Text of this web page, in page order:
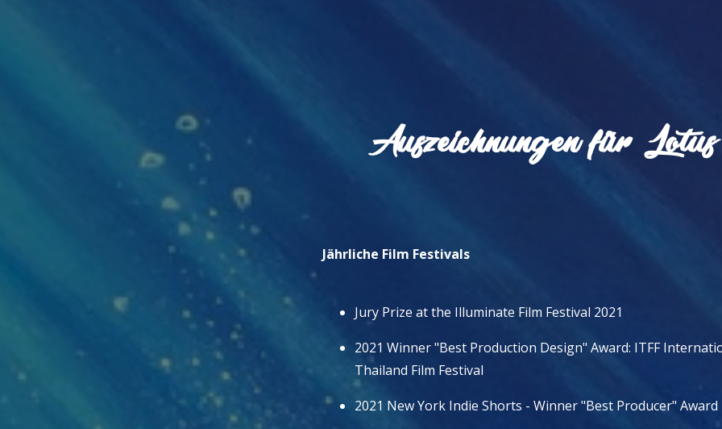
Auszeichnungen für Lotus
Jährliche Film Festivals
Jury Prize at the Illuminate Film Festival 2021
2021 Winner "Best Production Design" Award: ITFF
Thailand Film Festival
2021 New York Indie Shorts - Winner "Best Producer" Award